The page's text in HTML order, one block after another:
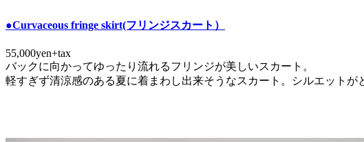
●Curvaceous fringe skirt(フリンジスカート）
55,000yen+tax
バックに向かってゆったり流れるフリンジが美しいスカート。
軽すぎず清涼感のある夏に着まわし出来そうなスカート。シルエットが